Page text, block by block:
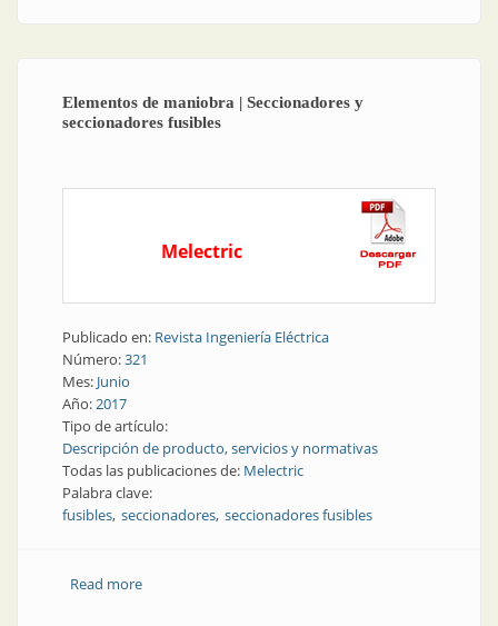
Elementos de maniobra | Seccionadores y
seccionadores fusibles
Melectric
Publicado en: Revista Ingeniería Eléctrica
Número:321
Mes: Junio
Año:2017
Tipo de artículo:
Descripción de producto, servicios y normativas
Todas las publicaciones de: Melectric
Palabra clave:
fusibles seccionadores seccionadores fusibles
Read moreabout Elementos de maniobra | Seccionadores y